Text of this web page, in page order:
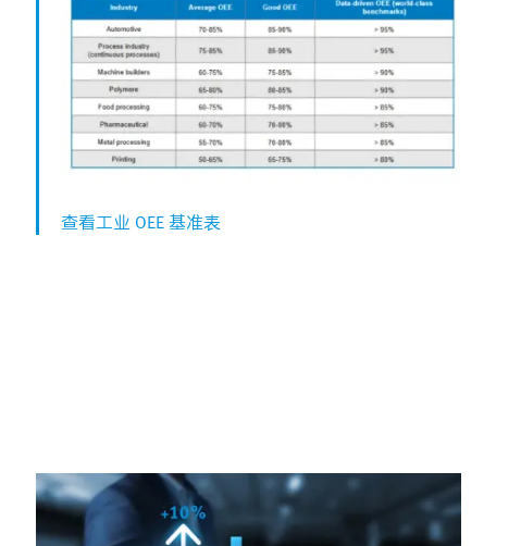
查看工业 OEE 基准表